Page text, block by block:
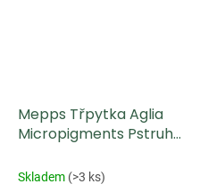
Mepps Třpytka Aglia
Micropigments Pstruh
Skladem (>3 ks)